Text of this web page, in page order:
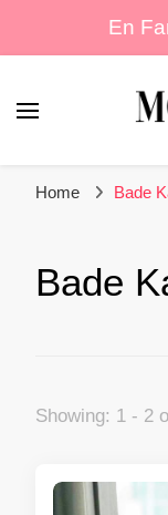
En
Home Bade
Bade
Showing: 1 - 2